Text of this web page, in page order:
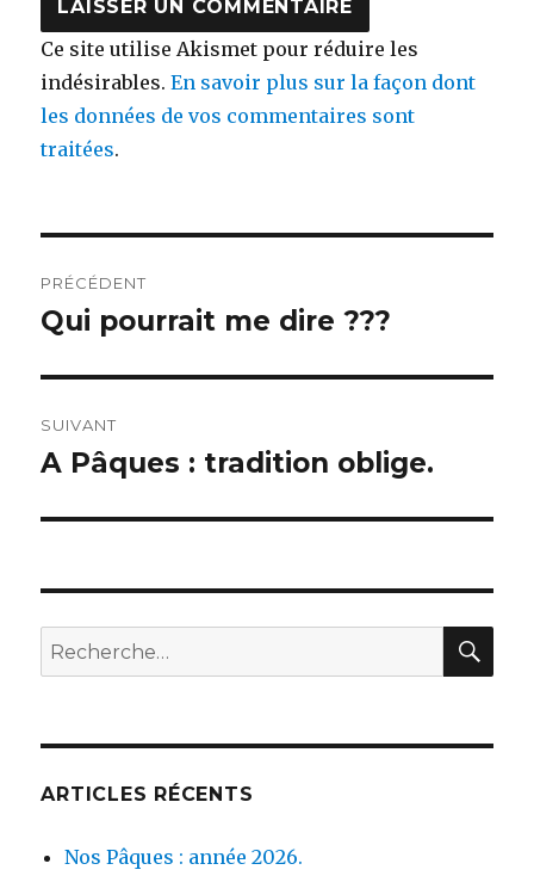
Ce site utilise Akismet pour réduire les
indésirables.En savoir plus sur la façon dont
les données de vos commentaires sont
traitées.
de
PRÉCÉDENT
Publication
Qui pourrait me dire ???
SUIVANT
Publication
A Pâques : tradition oblige.
Recherche
pour :
ARTICLES RÉCENTS
Nos Pâques : année 2026.